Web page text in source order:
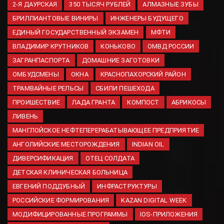
06.08.2026
Ученые ДГТУ создали
средство для лечения травм
мозга из медуз Азовского
моря
06.08.2026
ЛНР планирует завершить
строительство водозабора к
2026 году
2-Я ДАУРСКАЯ
350 ТЫСЯЧ РУБЛЕЙ
АЛМАЗНЫЕ ЗУБЫ
БРИЛЛИАНТОВЫЕ ВИНИРЫ
ИНЖЕНЕРЫ БУДУЩЕГО
ЕДИНЫЙ ГОСУДАРСТВЕННЫЙ ЭКЗАМЕН
МФТИ
ВЛАДИМИР КРУТНИКОВ
КОНЬКОВО
ОМВД РОССИИ
ЗАГРАНПАСПОРТА
ДОМАШНИЕ ЗАГОТОВКИ
ОМБУДСМЕНЫ
ОКНА
КРАСНОПАХОРСКИЙ РАЙОН
ТРАМВАЙНЫЕ РЕЛЬСЫ
СБИЛИ ПЕШЕХОДА
ПРОИШЕСТВИЕ
ЛАДА ГРАНТА КОМПОСТ
АБРИКОСЫ
ЛИВЕНЬ
МАНГЛОЙСКОЕ НЕФТЕПЕРЕРАБАТЫВАЮЩЕЕ ПРЕДПРИЯТИЕ
АНГОЛИЙСКИЕ МЕСТОРОЖДЕНИЯ
INDIAN OIL
ДИВЕРСИФИКАЦИЯ
ОТЕЦ СОЛДАТА
ДЕТСКАЯ КЛИНИЧЕСКАЯ БОЛЬНИЦА
ЕВГЕНИЙ ПОДДУБНЫЙ
ИНФРАСТРУКТУРЫ
РОССИЙСКИЕ ФОРМИРОВАНИЯ
KAZAN DIGITAL WEEK
МОДИФИЦИРОВАННЫЕ ПРОГРАММЫ
IOS-ПРИЛОЖЕНИЯ